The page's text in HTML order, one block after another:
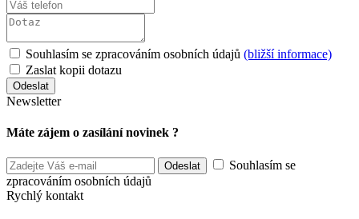
Souhlasím se zpracováním osobních údajů (bližší informace)
Zaslat kopii dotazu
Newsletter
Máte zájem o zasílání novinek ?
Souhlasím se
zpracováním osobních údajů
Rychlý kontakt